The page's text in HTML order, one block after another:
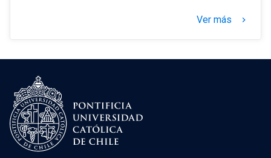
Ver más keyboard_arrow_right